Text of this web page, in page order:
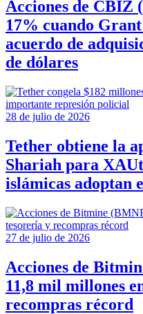
Acciones de CBIZ
17% cuando
acuerdo de
de dólares
28 de julio de 2026
Tether obtiene la
Shariah para
islámicas adoptan
27 de julio de 2026
Acciones de
11,8 mil millones
recompras récord